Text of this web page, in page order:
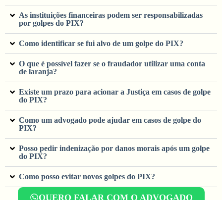
As instituições financeiras podem ser responsabilizadas
por golpes do PIX?
Como identificar se fui alvo de um golpe do PIX?
O que é possível fazer se o fraudador utilizar uma conta
de laranja?
Existe um prazo para acionar a Justiça em casos de golpe
do PIX?
Como um advogado pode ajudar em casos de golpe do
PIX?
Posso pedir indenização por danos morais após um golpe
do PIX?
Como posso evitar novos golpes do PIX?
QUERO FALAR COM O ADVOGADO